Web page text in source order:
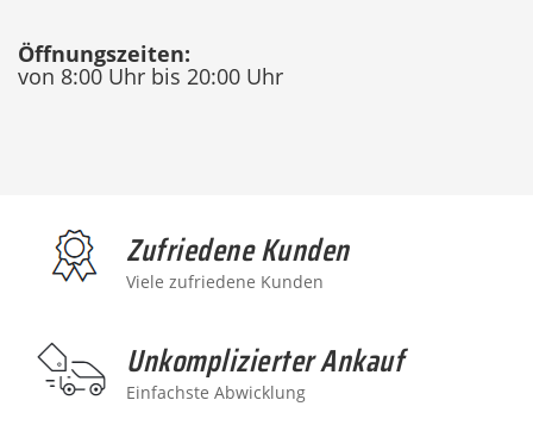
Öffnungszeiten:
von 8:00 Uhr bis 20:00 Uhr
Zufriedene Kunden
Viele zufriedene Kunden
Unkomplizierter Ankauf
Einfachste Abwicklung